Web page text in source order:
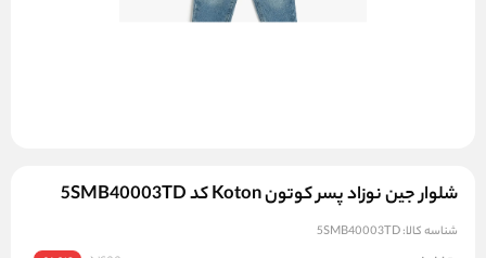
شلوار جین نوزاد پسر کوتون Koton کد 5SMB40003TD
شناسه کالا:5SMB40003TD